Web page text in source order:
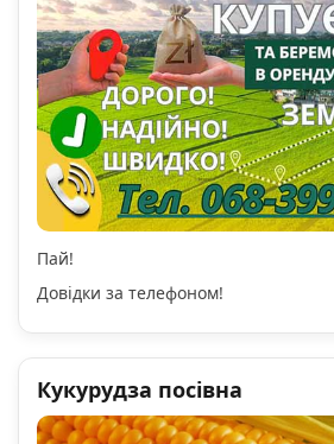
Пай!
Довідки за телефоном!
Кукурудза посівна